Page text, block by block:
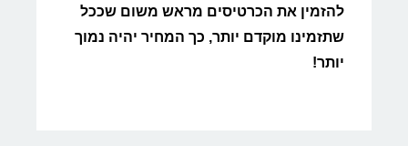
להזמין את הכרטיסים מראש משום שככל
שתזמינו מוקדם יותר, כך המחיר יהיה נמוך
יותר!